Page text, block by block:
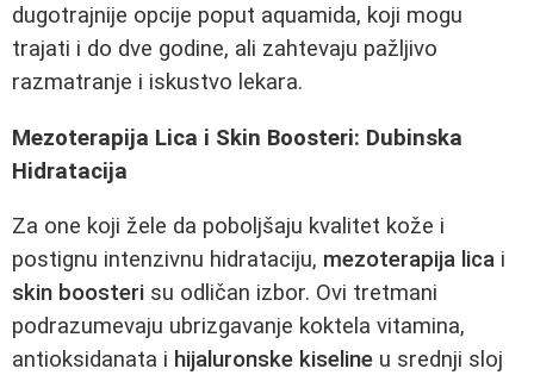
dugotrajnije opcije poput aquamida, koji mogu
trajati i do dve godine, ali zahtevaju pažljivo
razmatranje i iskustvo lekara.
Mezoterapija Lica i Skin Boosteri: Dubinska
Hidratacija
Za one koji žele da poboljšaju kvalitet kože i
postignu intenzivnu hidrataciju, mezoterapija lica i
skin boosteri su odličan izbor. Ovi tretmani
podrazumevaju ubrizgavanje koktela vitamina,
antioksidanata i hijaluronske kiseline u srednji sloj